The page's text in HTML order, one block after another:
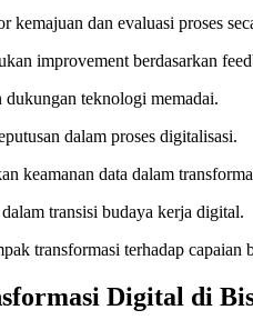
kemajuan dan evaluasi proses
improvement berdasarkan
teknologi memadai.
dalam proses digitalisasi.
keamanan data dalam
transisi budaya kerja digital.
transformasi terhadap capaian
Digital di